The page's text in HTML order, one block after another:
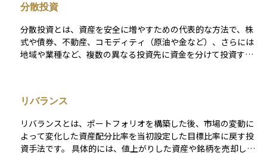
ります。市場の変動に対する耐性を高めるために、株式の成長
性と債券の安定性を兼ね備えています。このため、市場の状況
に応じて、ファンドマネージャーは資産配分を調整し、リスク
を管理しながらリターンを最適化することが可能です。 投資家
にとって、バランスファンドは多様な投資ポートフォリオを持
や退職資金の積立に適しており、安定した運用成績を求める投
分散投資
分散投資とは、資産を安全に増やすための代表的な方法で、株
式や債券、不動産、コモディティ（原油や金など）、さらには
地域や業種など、複数の異なる投資先に資金を分けて投資する
に集中させるよりも値動きの影響が分散されるため、長期的に
はより安定したリターンが期待できます。 ただし、あらゆるリ
スクが消えるわけではなく、世界全体の経済状況が悪化すれば
同時に下落するケースもあるため、投資を行う際は目標や投資
期間、リスク許容度を考慮したうえで、計画的に実行すること
リバランス
リバランスとは、ポートフォリオを構築した後、市場の変動に
よって変化した資産配分比率を当初設定した目標比率に戻す投
資手法です。 具体的には、値上がりした資産や銘柄を売却し、